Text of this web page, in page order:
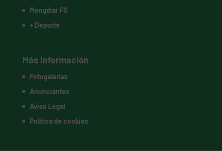
Mengíbar FS
+ Deporte
Más información
Fotogalerías
Anunciantes
Aviso Legal
Política de cookies